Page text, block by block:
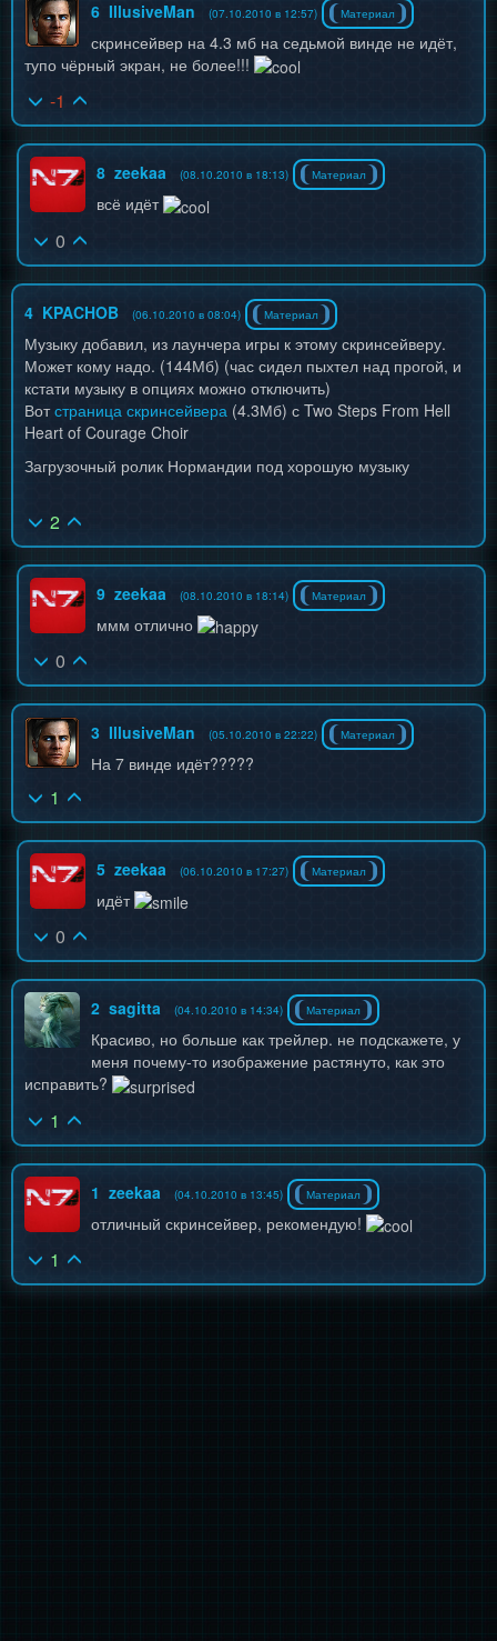
6 IllusiveMan (07.10.2010 в 12:57) Материал
скринсейвер на 4.3 мб на седьмой винде не идёт,
тупо чёрный экран, не более!!!
-1
8 zeekaa (08.10.2010 в 18:13) Материал
всё идёт
0
4 KPACHOB (06.10.2010 в 08:04) Материал
Музыку добавил, из лаунчера игры к этому скринсейверу.
Может кому надо. (144Мб) (час сидел пыхтел над прогой, и
кстати музыку в опциях можно отключить)
Вотстраница скринсейвера (4.3Мб) с Two Steps From Hell
Heart of Courage Choir
Загрузочный ролик Нормандии под хорошую музыку
2
9 zeekaa (08.10.2010 в 18:14) Материал
ммм отлично
0
3 IllusiveMan (05.10.2010 в 22:22) Материал
На 7 винде идёт?????
1
5 zeekaa (06.10.2010 в 17:27) Материал
идёт
0
2 sagitta (04.10.2010 в 14:34) Материал
Красиво, но больше как трейлер. не подскажете, у
меня почему-то изображение растянуто, как это
исправить?
1
1 zeekaa (04.10.2010 в 13:45) Материал
отличный скринсейвер, рекомендую!
1